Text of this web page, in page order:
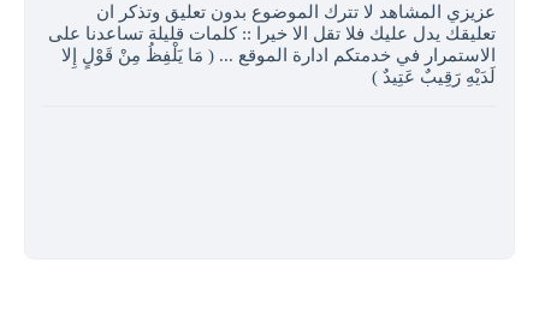
عزيزي المشاهد لا تترك الموضوع بدون تعليق وتذكر ان
تعليقك يدل عليك فلا تقل الا خيرا :: كلمات قليلة تساعدنا على
الاستمرار في خدمتكم ادارة الموقع ... ( مَا يَلْفِظُ مِنْ قَوْلٍ إِلا
لَدَيْهِ رَقِيبٌ عَتِيدٌ )